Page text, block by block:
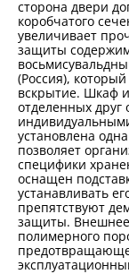
сторона двери
коробчатого
увеличивает
защиты
(Россия),
вскрытие. Шкаф
отделенных
установлена
позволяет
специфики
оснащен
устанавливать
препятствуют
защиты.
полимерного